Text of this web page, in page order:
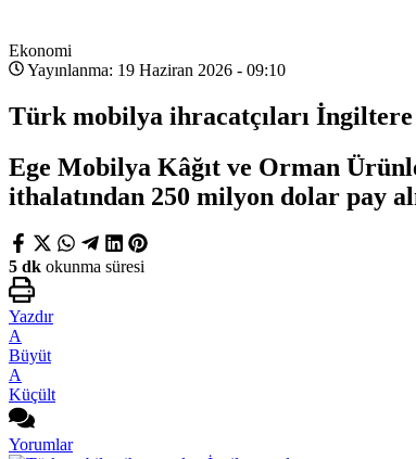
Ekonomi
Yayınlanma: 19 Haziran 2026 - 09:10
Türk mobilya ihracatçıları İngiltere
Ege Mobilya Kâğıt ve Orman
ithalatından 250 milyon dolar pay
5 dk okunma süresi
Yazdır
A
Büyüt
A
Küçült
Yorumlar